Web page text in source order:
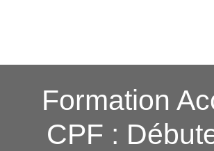
Formation
CPF :